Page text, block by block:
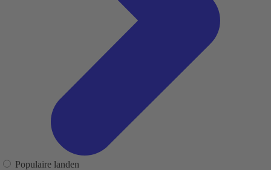
Populaire landen